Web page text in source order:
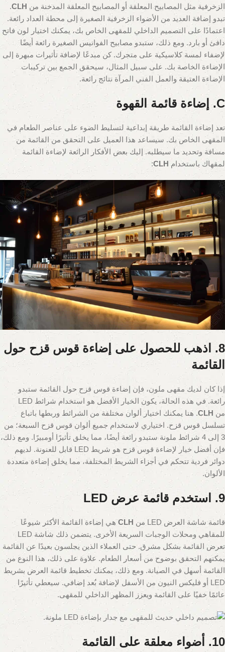
الزخرفية مثل المصابيح المعلقة أو المصابيح المعلقة المدخنة من CLH
.
تبدو إضافة العديد من الأضواء الزخرفية الصغيرة إلى محطة العداد رائعة.
اعتمادًا على التصميم الداخلي للمقهى الخاص بك، يمكنك اختيار لون فاتح
دافئ أو بارد. ومع ذلك، ستبدو مصابيح الفوانيس الصغيرة رائعة أيضًا
لإضفاء لمسة كلاسيكية على متجرك. كن مبدعًا لإضافة تأثيرات مبهرة إلى
الإضاءة الخاصة بك. على سبيل المثال، سيحقق الجمع بين تركيبات
الإضاءة العتيقة والعمل الفني المرآة نتائج رائعة.
C. إضاءة قائمة القهوة
تعد إضاءة القائمة طريقة إبداعية لتسليط الضوء على عناصر الطعام في
المقهى الخاص بك. سيساعد هذا العميل على التحقق من القائمة من
مسافة وتحديد ما سيطلبه. إليك بعض الأفكار الرائعة لإضاءة القائمة
لمقهاك باستخدام CLH
:
8. اذهب للحصول على إضاءة قوس قزح حول
القائمة
إذا كان لديك مقهى ملون، فإن إضاءة قوس قزح حول القائمة ستبدو
رائعة. في هذه الحالة، يكون الخيار الأفضل هو استخدام شرائط LED
من CLH. هنا يمكنك اختيار ألوان مختلفة من الشرائط وربطها باتباع
تسلسل قوس قزح. اختياري لاستخدام جميع ألوان قوس قزح السبعة؛ من
3 إلى 4 شرائط ملونة ستبدو رائعة أيضًا، مما يخلق تأثيرًا أومبيرًا. ومع ذلك،
فإن أفضل خيار لإضاءة قوس قزح هو شريط LED قابل للعنونة. لديهم
دوائر فردية تتحكم في أجزاء الشريط المختلفة، مما يخلق إضاءة متعددة
الألوان.
9. استخدم قائمة عرض LED
قائمة شاشة العرض LED من CLH هي إضاءة القائمة الأكثر شيوعًا
للمقاهي ومحلات الوجبات السريعة الأخرى. يتضمن ذلك شاشة LED
تعرض القائمة بشكل مشرق. حتى العملاء الذين يجلسون بعيدًا عن القائمة
يمكنهم التحقق بوضوح من أسعار الطعام. علاوة على ذلك، هذا النوع من
القائمة أسهل في الصيانة. ومع ذلك، يمكنك تخطيط قائمة العرض بشريط
LED أو فليكس النيون من الأسفل لإضافة بُعد إضافي. سيعطي تأثيرًا
عائمًا خفيًا على القائمة ويعزز المظهر الداخلي للمقهى.
10. أضواء معلقة على القائمة